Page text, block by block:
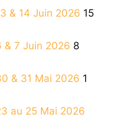
& 14 Juin 2026 15
& 7 Juin 2026 8
& 31 Mai 2026 1
au 25 Mai 2026